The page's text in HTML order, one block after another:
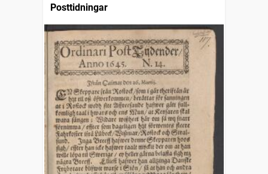
Posttidningar